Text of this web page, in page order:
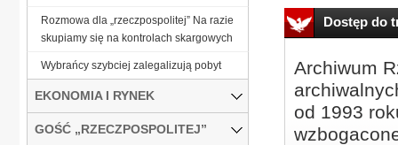
Dostęp do
Archiwum
od 1993
Rozmowa dla „rzeczpospolitej” Na razie
skupiamy się na kontrolach skargowych
Wybrańcy szybciej zalegalizują pobyt
EKONOMIA I RYNEK
GOŚĆ „RZECZPOSPOLITEJ”